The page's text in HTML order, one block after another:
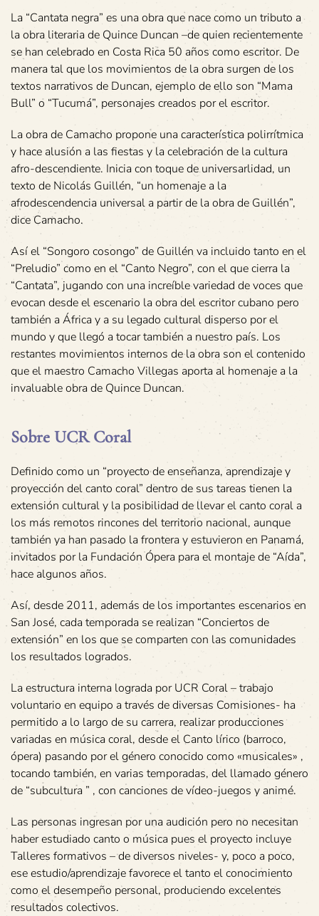
La “Cantata negra” es una obra que nace como un tributo a
la obra literaria de Quince Duncan –de quien recientemente
se han celebrado en Costa Rica 50 años como escritor. De
manera tal que los movimientos de la obra surgen de los
textos narrativos de Duncan, ejemplo de ello son “Mama
Bull” o “Tucumá”, personajes creados por el escritor.
La obra de Camacho propone una característica polirrítmica
y hace alusión a las fiestas y la celebración de la cultura
afro-descendiente. Inicia con toque de universarlidad, un
texto de Nicolás Guillén, “un homenaje a la
afrodescendencia universal a partir de la obra de Guillén”,
dice Camacho.
Así el “Songoro cosongo” de Guillén va incluido tanto en el
“Preludio” como en el “Canto Negro”, con el que cierra la
“Cantata”, jugando con una increíble variedad de voces que
evocan desde el escenario la obra del escritor cubano pero
también a África y a su legado cultural disperso por el
mundo y que llegó a tocar también a nuestro país. Los
restantes movimientos internos de la obra son el contenido
que el maestro Camacho Villegas aporta al homenaje a la
invaluable obra de Quince Duncan.
Sobre UCR Coral
Definido como un “proyecto de enseñanza, aprendizaje y
proyección del canto coral” dentro de sus tareas tienen la
extensión cultural y la posibilidad de llevar el canto coral a
los más remotos rincones del territorio nacional, aunque
también ya han pasado la frontera y estuvieron en Panamá,
invitados por la Fundación Ópera para el montaje de “Aída”,
hace algunos años.
Así, desde 2011, además de los importantes escenarios en
San José, cada temporada se realizan “Conciertos de
extensión” en los que se comparten con las comunidades
los resultados logrados.
La estructura interna lograda por UCR Coral – trabajo
voluntario en equipo a través de diversas Comisiones- ha
permitido a lo largo de su carrera, realizar producciones
variadas en música coral, desde el Canto lírico (barroco,
ópera) pasando por el género conocido como «musicales» ,
tocando también, en varias temporadas, del llamado género
de “subcultura ” , con canciones de vídeo-juegos y animé.
Las personas ingresan por una audición pero no necesitan
haber estudiado canto o música pues el proyecto incluye
Talleres formativos – de diversos niveles- y, poco a poco,
ese estudio/aprendizaje favorece el tanto el conocimiento
como el desempeño personal, produciendo excelentes
resultados colectivos.